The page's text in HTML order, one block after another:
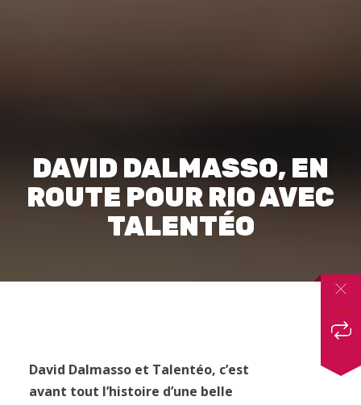
DAVID DALMASSO, EN
ROUTE POUR RIO AVEC
TALENTÉO
David Dalmasso et Talentéo, c’est
avant tout l’histoire d’une belle